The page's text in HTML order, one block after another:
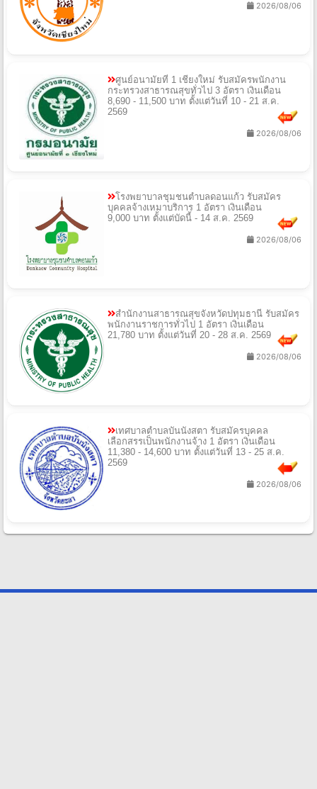
2026/08/06
ศูนย์อนามัยที่ 1 เชียงใหม่ รับสมัครพนักงาน
กระทรวงสาธารณสุขทั่วไป 3 อัตรา เงินเดือน
8,690 - 11,500 บาท ตั้งแต่วันที่ 10 - 21 ส.ค.
2569
2026/08/06
โรงพยาบาลชุมชนตำบลดอนแก้ว รับสมัคร
บุคคลจ้างเหมาบริการ 1 อัตรา เงินเดือน
9,000 บาท ตั้งแต่บัดนี้ - 14 ส.ค. 2569
2026/08/06
สํานักงานสาธารณสุขจังหวัดปทุมธานี รับสมัคร
พนักงานราชการทั่วไป 1 อัตรา เงินเดือน
21,780 บาท ตั้งแต่วันที่ 20 - 28 ส.ค. 2569
2026/08/06
เทศบาลตําบลบันนังสตา รับสมัครบุคคล
เลือกสรรเป็นพนักงานจ้าง 1 อัตรา เงินเดือน
11,380 - 14,600 บาท ตั้งแต่วันที่ 13 - 25 ส.ค.
2569
2026/08/06